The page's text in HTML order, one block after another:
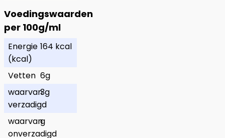
Voedingswaarden
per 100g/ml
Energie
(kcal)
164 kcal
Vetten 6g
waarvan
verzadigd
3g
waarvan
onverzadigd
g